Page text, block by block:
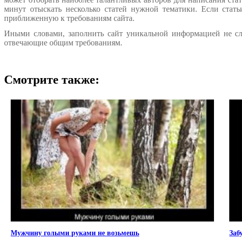
минут отыскать несколько статей нужной тематики. Если
приближенную к требованиям сайта.
Иными словами, заполнить сайт уникальной информацией не
отвечающие общим требованиям.
Смотрите также:
Мужчину голыми руками не возьмешь